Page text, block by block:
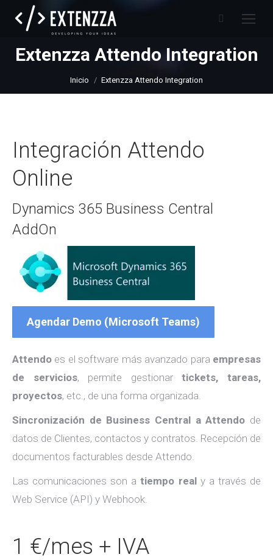
Buscar:
Extenzza Attendo Integration
Inicio Extenzza Attendo Integration
Integración Attendo
Online
Dynamics 365 Business Central
AddOn
Agendar Demo (Microsoft Teams)
Attendo es el software más avanzado para empresas
de servicios, permite gestionartickets, tareas,
proyectos, etc., de una forma organizada.
Sincronización de Business Central a Attendo de
datos de Clientes, contactos y contratos. Recepción de
documentos facturables desde Attendo.
Las comunicaciones son atiempo realy a través de
Web Service (API) y Webhook.
1 €/mes + IVA